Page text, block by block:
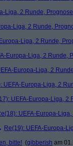
Liga, 2 Runde,
Liga, 2 Runde,
Liga, 2 Runde,
Europa-Liga, 2 Runde,
Europa-Liga, 2
UEFA-Europa-Liga, 2
UEFA-Europa-Liga, 2
UEFA-Europa-
Re(19): UEFA-Europa-
bitte! (gibberish am